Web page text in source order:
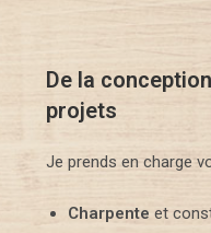
De la
projets
Je prends en charge
Charpente et